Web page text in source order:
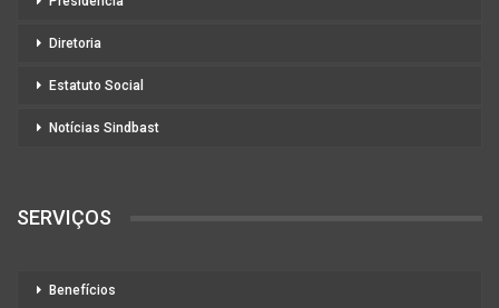
Diretoria
Estatuto Social
Notícias Sindbast
SERVIÇOS
Benefícios